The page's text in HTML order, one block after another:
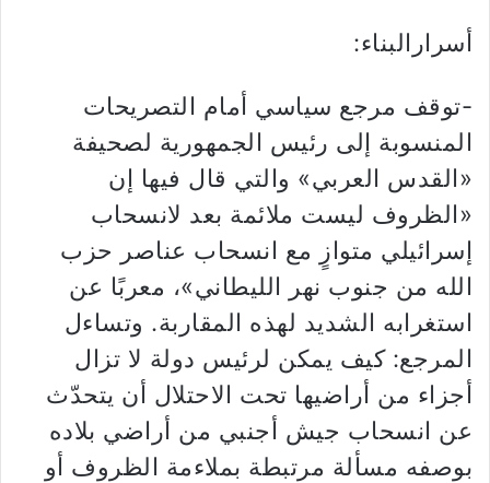
أسرارالبناء:
-توقف مرجع سياسي أمام التصريحات
المنسوبة إلى رئيس الجمهورية لصحيفة
«القدس العربي» والتي قال فيها إن
«الظروف ليست ملائمة بعد لانسحاب
إسرائيلي متوازٍ مع انسحاب عناصر حزب
الله من جنوب نهر الليطاني»، معربًا عن
استغرابه الشديد لهذه المقاربة. وتساءل
المرجع: كيف يمكن لرئيس دولة لا تزال
أجزاء من أراضيها تحت الاحتلال أن يتحدّث
عن انسحاب جيش أجنبي من أراضي بلاده
بوصفه مسألة مرتبطة بملاءمة الظروف أو